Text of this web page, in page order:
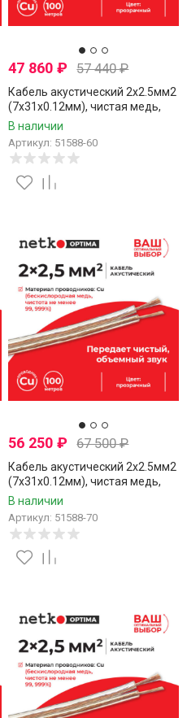
47 860₽ 57 440₽
Кабель акустический 2x2.5мм2
(7x31x0.12мм), чистая медь,
пластиковая катушка,
В наличии
Артикул: 51588-60
56 250₽ 67 500₽
Кабель акустический 2x2.5мм2
(7x31x0.12мм), чистая медь,
пластиковая катушка,
прозрачный, Netko, 70 метров
В наличии
Артикул: 51588-70